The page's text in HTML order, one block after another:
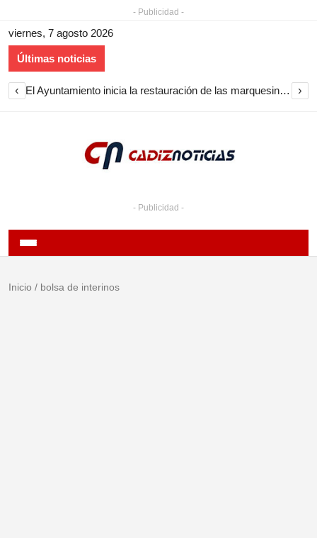
- Publicidad -
viernes, 7 agosto 2026
Últimas noticias
‹ El Ayuntamiento inicia la restauración de las marquesinas de Plaza Esteve para volver a instalarlas en el centro de Jerez ›
- Publicidad -
Inicio / bolsa de interinos